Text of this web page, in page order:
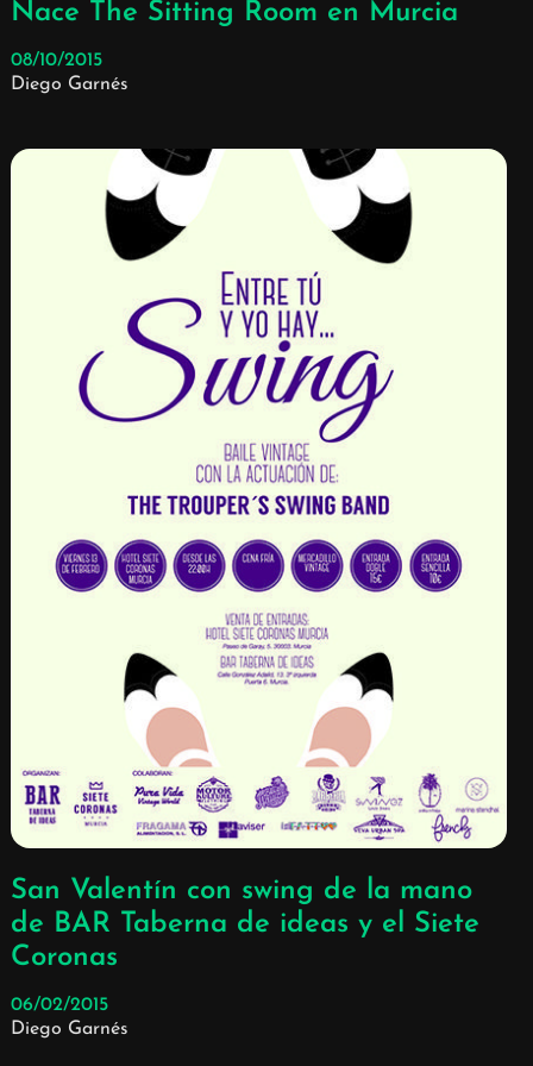
Nace The Sitting Room en Murcia
08/10/2015
Diego Garnés
San Valentín con swing de la mano
de BAR Taberna de ideas y el Siete
Coronas
06/02/2015
Diego Garnés